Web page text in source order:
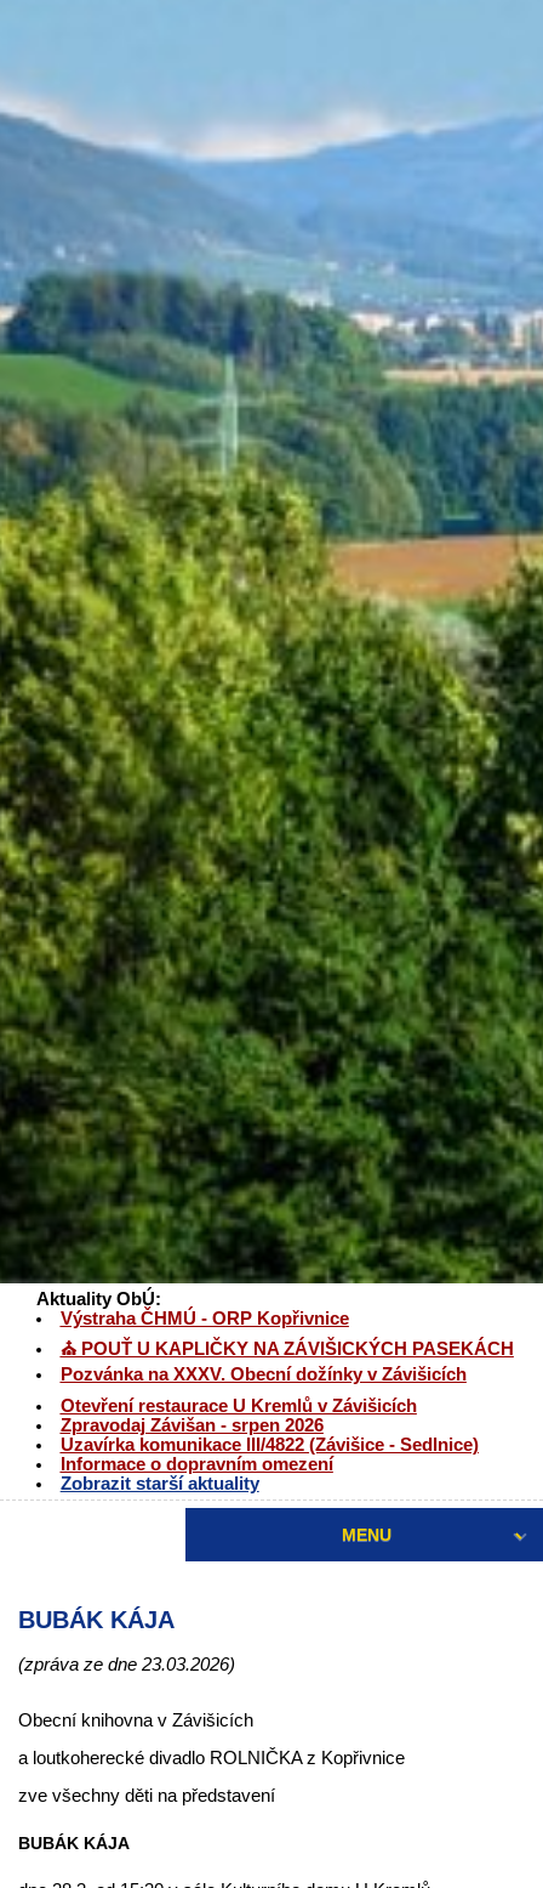
Aktuality ObÚ:
Výstraha ČHMÚ - ORP Kopřivnice
⛪ POUŤ U KAPLIČKY NA ZÁVIŠICKÝCH PASEKÁCH
Pozvánka na XXXV. Obecní dožínky v Závišicích
Otevření restaurace U Kremlů v Závišicích
Zpravodaj Závišan - srpen 2026
Uzavírka komunikace III/4822 (Závišice - Sedlnice)
Informace o dopravním omezení
Zobrazit starší aktuality
MENU
BUBÁK KÁJA
(zpráva ze dne 23.03.2026)
Obecní knihovna v Závišicích
a loutkoherecké divadlo ROLNIČKA z Kopřivnice
zve všechny děti na představení
BUBÁK KÁJA